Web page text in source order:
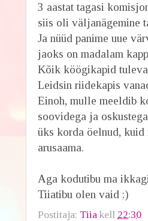
3 aastat tagasi
siis oli väljanägemine
Ja nüüd panime uue
jaoks on madalam
Kõik köögikapid
Leidsin riidekapis
Einoh, mulle meeldib
soovidega ja
üks korda öelnud,
arusaama.
Aga kodutibu ma
Tiiatibu olen vaid ;)
Postitaja: Tiia kell 22:30